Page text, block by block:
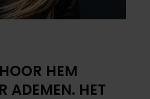
HEM
ADEMEN. HET